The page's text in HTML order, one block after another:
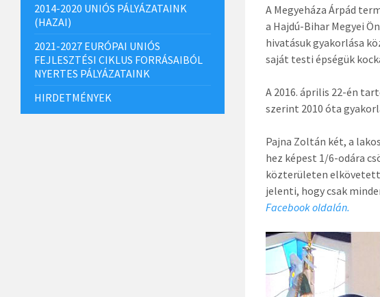
A Megyeháza Árpád
a Hajdú-Bihar Megyei
hivatásuk gyakorlása
saját testi épségük
A 2016. április 22-én
szerint 2010 óta
Pajna Zoltán két, a
hez képest 1/6-odára
közterületen elkövetett
jelenti, hogy csak
Facebook oldalán.
2014-2020 UNIÓS PÁLYÁZATAINK
(HAZAI)
2021-2027 EURÓPAI UNIÓS
FEJLESZTÉSI CIKLUS FORRÁSAIBÓL
NYERTES PÁLYÁZATAINK
HIRDETMÉNYEK